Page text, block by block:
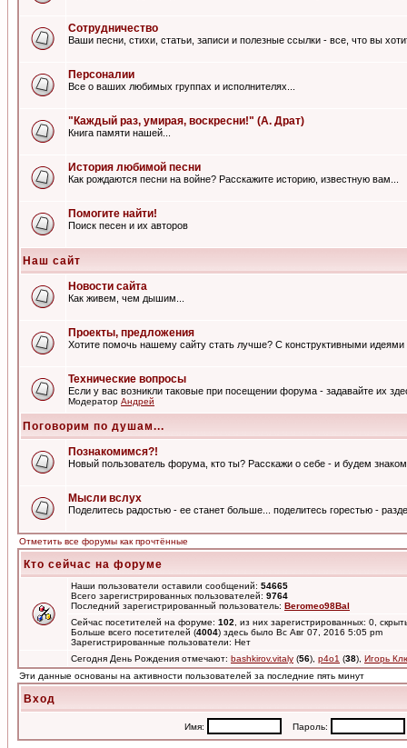
Сотрудничество
Ваши песни, стихи, статьи, записи и полезные ссылки - все, что вы
Персоналии
Все о ваших любимых группах и исполнителях...
"Каждый раз, умирая, воскресни!" (А. Драт)
Книга памяти нашей...
История любимой песни
Как рождаются песни на войне? Расскажите историю, известную вам...
Помогите найти!
Поиск песен и их авторов
Наш сайт
Новости сайта
Как живем, чем дышим...
Проекты, предложения
Хотите помочь нашему сайту стать лучше? С конструктивными
Технические вопросы
Если у вас возникли таковые при посещении форума - задавайте их
Модератор Андрей
Поговорим по душам...
Познакомимся?!
Новый пользователь форума, кто ты? Расскажи о себе - и будем
Мысли вслух
Поделитесь радостью - ее станет больше... поделитесь горестью -
Отметить все форумы как прочтённые
Кто сейчас на форуме
Наши пользователи оставили сообщений: 54665
Всего зарегистрированных пользователей: 9764
Последний зарегистрированный пользователь: Beromeo98Bal
Сейчас посетителей на форуме: 102 , из них зарегистрированных: 0,
Больше всего посетителей (4004) здесь было Вс Авг 07, 2016 5:05 pm
Зарегистрированные пользователи: Нет
Сегодня День Рождения отмечают: bashkirov.vitaly (56), p4o1 (38), Игорь
Эти данные основаны на активности пользователей за последние пять минут
Вход
Имя: Пароль: